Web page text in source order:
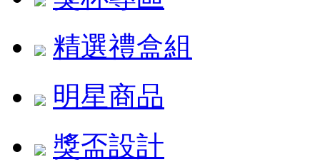
精選禮盒組
明星商品
獎盃設計